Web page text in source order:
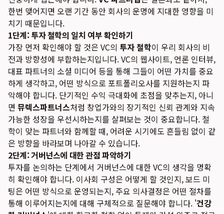
한번 맺어지면 오랜 기간 동안 회사의 운명에 지대한 영향을 미
치기 때문입니다.
1단계: 투자 철학의 일치 여부 확인하기
가장 먼저 확인해야 할 것은 VC의 투자 철학이 우리 회사의 비
전과 방향성에 부합하는지입니다. VC의 웹사이트, 언론 인터뷰,
대표 파트너의 소셜 미디어 등을 통해 그들이 어떤 가치를 중요
하게 생각하고, 어떤 방식으로 포트폴리오사를 지원하는지 파
악해야 합니다. 단기적인 수익 극대화에 초점을 맞추는지, 아니
면 뮤렉스파트너스처럼 창업가와의 장기적인 신뢰 관계와 지속
가능한 성장을 우선시하는지를 살펴보는 것이 중요합니다. 철
학이 맞는 파트너와 함께할 때, 어려운 시기에도 흔들림 없이 같
은 방향을 바라보며 나아갈 수 있습니다.
2단계: 거버넌스에 대한 관점 파악하기
투자를 논의하는 단계에서 거버넌스에 대한 VC의 생각을 명확
히 확인해야 합니다. 이사회 구성은 어떻게 할 것인지, 보드 미
팅은 어떤 방식으로 운영되는지, 주요 의사결정은 어떤 절차를
통해 이루어지는지에 대해 구체적으로 질문해야 합니다. '건강